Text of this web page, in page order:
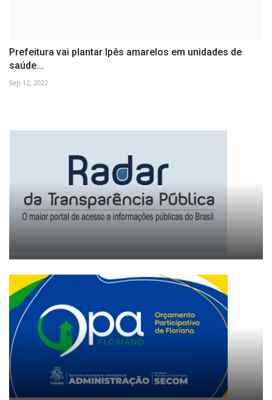
Prefeitura vai plantar Ipês amarelos em unidades de
saúde...
Sep 12, 2022